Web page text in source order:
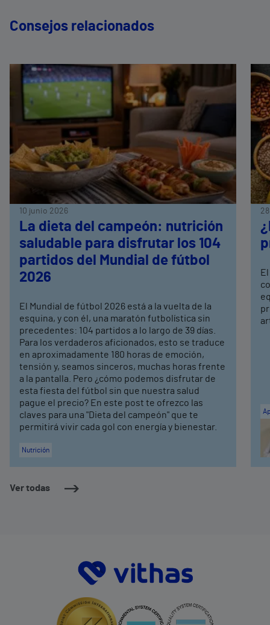
Consejos relacionados
Ver todas
10 junio 2026
La dieta del campeón: nutrición
saludable para disfrutar los 104
partidos del Mundial de fútbol
2026
El Mundial de fútbol 2026 está a la vuelta de la
esquina, y con él, una maratón futbolística sin
precedentes: 104 partidos a lo largo de 39 días.
Para los verdaderos aficionados, esto se traduce
en aproximadamente 180 horas de emoción,
tensión y, seamos sinceros, muchas horas frente
a la pantalla. Pero ¿cómo podemos disfrutar de
esta fiesta del fútbol sin que nuestra salud
pague el precio? En este post te ofrezco las
claves para una "Dieta del campeón" que te
permitirá vivir cada gol con energía y bienestar.
Nutrición